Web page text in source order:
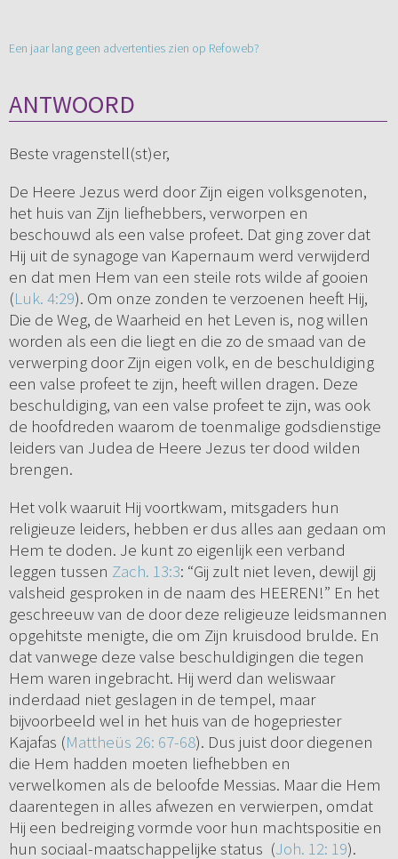
Een jaar lang geen advertenties zien op Refoweb?
ANTWOORD
Beste vragenstell(st)er,
De Heere Jezus werd door Zijn eigen volksgenoten,
het huis van Zijn liefhebbers, verworpen en
beschouwd als een valse profeet. Dat ging zover dat
Hij uit de synagoge van Kapernaum werd verwijderd
en dat men Hem van een steile rots wilde af gooien
(Luk. 4:29). Om onze zonden te verzoenen heeft Hij,
Die de Weg, de Waarheid en het Leven is, nog willen
worden als een die liegt en die zo de smaad van de
verwerping door Zijn eigen volk, en de beschuldiging
een valse profeet te zijn, heeft willen dragen. Deze
beschuldiging, van een valse profeet te zijn, was ook
de hoofdreden waarom de toenmalige godsdienstige
leiders van Judea de Heere Jezus ter dood wilden
brengen.
Het volk waaruit Hij voortkwam, mitsgaders hun
religieuze leiders, hebben er dus alles aan gedaan om
Hem te doden. Je kunt zo eigenlijk een verband
leggen tussen Zach. 13:3: “Gij zult niet leven, dewijl gij
valsheid gesproken in de naam des HEEREN!” En het
geschreeuw van de door deze religieuze leidsmannen
opgehitste menigte, die om Zijn kruisdood brulde. En
dat vanwege deze valse beschuldigingen die tegen
Hem waren ingebracht. Hij werd dan weliswaar
inderdaad niet geslagen in de tempel, maar
bijvoorbeeld wel in het huis van de hogepriester
Kajafas (Mattheüs 26: 67-68). Dus juist door diegenen
die Hem hadden moeten liefhebben en
verwelkomen als de beloofde Messias. Maar die Hem
daarentegen in alles afwezen en verwierpen, omdat
Hij een bedreiging vormde voor hun machtspositie en
hun sociaal-maatschappelijke status (Joh. 12: 19).